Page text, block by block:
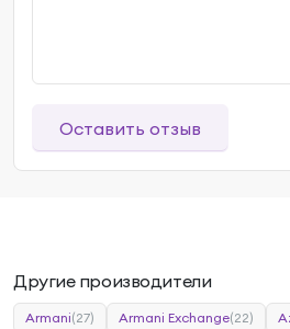
Оставить отзыв
Другие производители
Armani(27) Armani Exchange(22)